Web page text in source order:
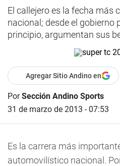
El callejero es la fecha más
nacional; desde el gobierno
principio, argumentan sus
Agregar Sitio Andino en
PorSección Andino Sports
31 de marzo de 2013 - 07:53
Es la carrera más
automovilístico nacional.